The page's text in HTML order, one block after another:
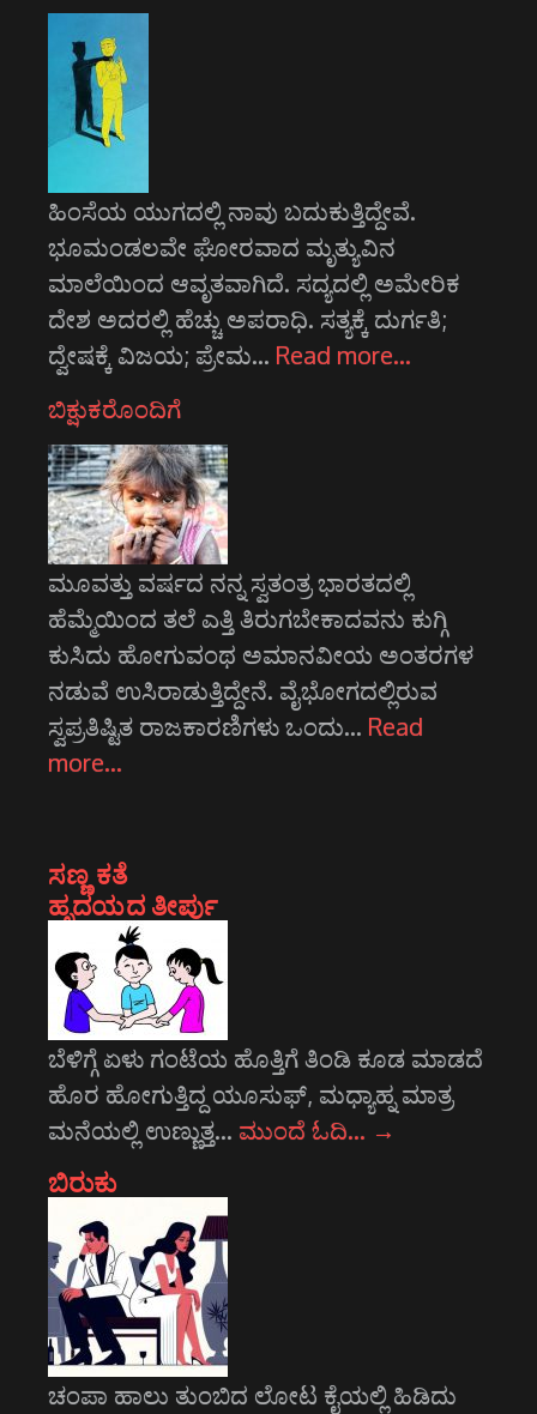
ಹಿಂಸೆಯ ಯುಗದಲ್ಲಿ ನಾವು ಬದುಕುತ್ತಿದ್ದೇವೆ.
ಭೂಮಂಡಲವೇ ಘೋರವಾದ ಮೃತ್ಯುವಿನ
ಮಾಲೆಯಿಂದ ಆವೃತವಾಗಿದೆ. ಸದ್ಯದಲ್ಲಿ ಅಮೇರಿಕ
ದೇಶ ಅದರಲ್ಲಿ ಹೆಚ್ಚು ಅಪರಾಧಿ. ಸತ್ಯಕ್ಕೆ ದುರ್ಗತಿ;
ದ್ವೇಷಕ್ಕೆ ವಿಜಯ; ಪ್ರೇಮ… Read more…
ಬಿಕ್ಷುಕರೊಂದಿಗೆ
ಮೂವತ್ತು ವರ್ಷದ ನನ್ನ ಸ್ವತಂತ್ರ ಭಾರತದಲ್ಲಿ
ಹೆಮ್ಮೆಯಿಂದ ತಲೆ ಎತ್ತಿ ತಿರುಗಬೇಕಾದವನು ಕುಗ್ಗಿ
ಕುಸಿದು ಹೋಗುವಂಥ ಅಮಾನವೀಯ ಅಂತರಗಳ
ನಡುವೆ ಉಸಿರಾಡುತ್ತಿದ್ದೇನೆ. ವೈಭೋಗದಲ್ಲಿರುವ
ಸ್ವಪ್ರತಿಷ್ಟಿತ ರಾಜಕಾರಣಿಗಳು ಒಂದು… Read
more…
ಸಣ್ಣ ಕತೆ
ಹೃದಯದ ತೀರ್ಪು
ಬೆಳಿಗ್ಗೆ ಏಳು ಗಂಟೆಯ ಹೊತ್ತಿಗೆ ತಿಂಡಿ ಕೂಡ ಮಾಡದೆ
ಹೊರ ಹೋಗುತ್ತಿದ್ದ ಯೂಸುಫ್, ಮಧ್ಯಾಹ್ನ ಮಾತ್ರ
ಮನೆಯಲ್ಲಿ ಉಣ್ಣುತ್ತ… ಮುಂದೆ ಓದಿ… →
ಬಿರುಕು
ಚಂಪಾ ಹಾಲು ತುಂಬಿದ ಲೋಟ ಕೈಯಲ್ಲಿ ಹಿಡಿದು